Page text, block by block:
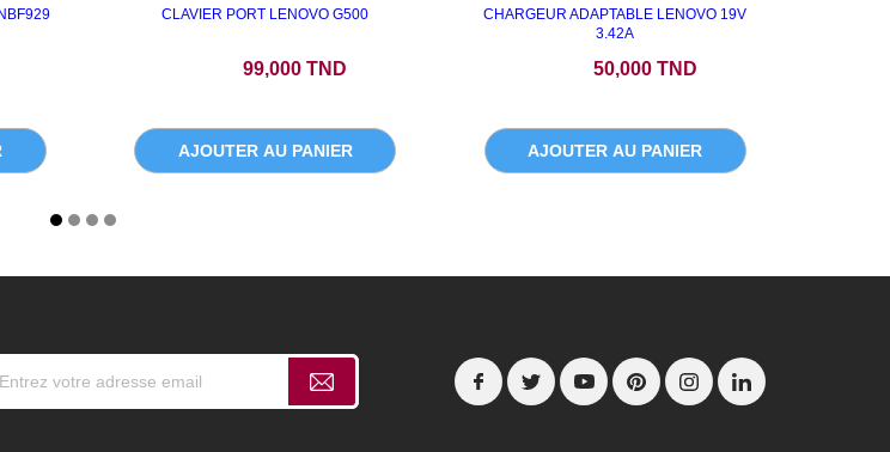
CLAVIER PORT LENOVO G500
99,000 TND
AJOUTER AU PANIER
CHARGEUR ADAPTABLE LENOVO 19V
3.42A
50,000 TND
AJOUTER AU PANIER